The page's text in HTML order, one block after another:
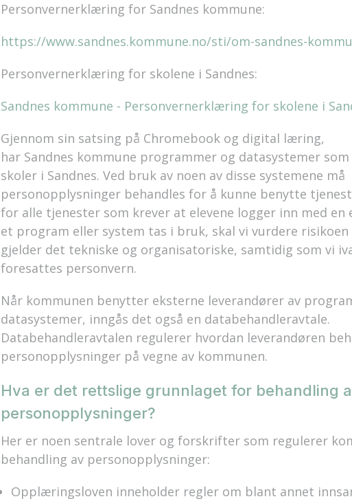
Personvernerklæring for Sandnes kommune:
https://www.sandnes.kommune.no/sti/om-sandnes-
Personvernerklæring for skolene i Sandnes:
Sandnes kommune - Personvernerklæring for skolene i
Gjennom sin satsing på Chromebook og digital læring,
har Sandnes kommune programmer og datasystemer
skoler i Sandnes. Ved bruk av noen av disse systemene må
personopplysninger behandles for å kunne benytte
for alle tjenester som krever at elevene logger inn med en
et program eller system tas i bruk, skal vi vurdere
gjelder det tekniske og organisatoriske, samtidig som vi
foresattes personvern.
Når kommunen benytter eksterne leverandører av
datasystemer, inngås det også en databehandleravtale.
Databehandleravtalen regulerer hvordan leverandøren
personopplysninger på vegne av kommunen.
Hva er det rettslige grunnlaget for behandling
personopplysninger?
Her er noen sentrale lover og forskrifter som regulerer
behandling av personopplysninger:
Opplæringsloven inneholder regler om blant annet